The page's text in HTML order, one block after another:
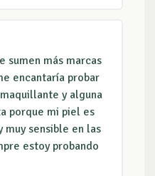
sumen más marcas
encantaría probar
y alguna
porque mi piel es
muy sensible en las
estoy probando